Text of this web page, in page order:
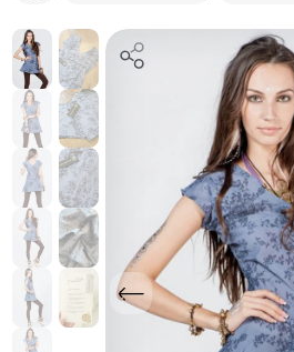
Корзина